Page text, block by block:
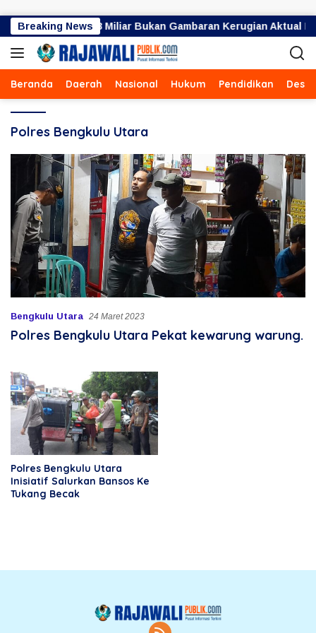
Breaking News
Angka Rp34,8 Miliar Bukan Gambaran Kerugian Aktual
Beranda Daerah Nasional Hukum Pendidikan Desa
Polres Bengkulu Utara
Bengkulu Utara 24 Maret 2023
Polres Bengkulu Utara Pekat kewarung warung.
Polres Bengkulu Utara
Inisiatif Salurkan Bansos Ke
Tukang Becak